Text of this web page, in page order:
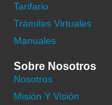
Tarifario
Trámites Virtuales
Manuales
Sobre Nosotros
Nosotros
Misión Y Visión